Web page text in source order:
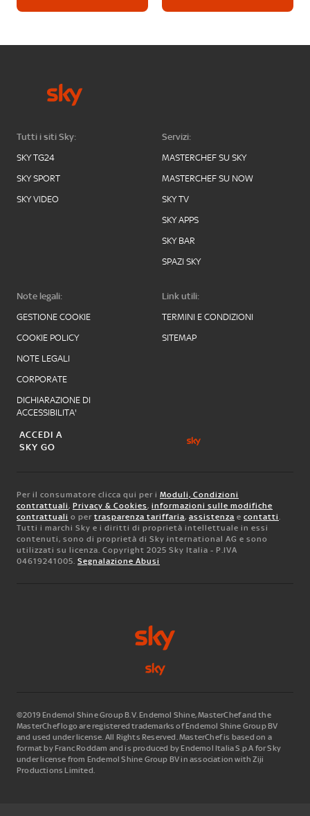
Tutti i siti Sky:
SKY TG24
SKY SPORT
SKY VIDEO
Servizi:
MASTERCHEF SU SKY
MASTERCHEF SU NOW
SKY TV
SKY APPS
SKY BAR
SPAZI SKY
Note legali:
GESTIONE COOKIE
COOKIE POLICY
NOTE LEGALI
CORPORATE
DICHIARAZIONE DI
ACCESSIBILITA'
Link utili:
TERMINI E CONDIZIONI
SITEMAP
ACCEDI A
SKY GO
Per il consumatore clicca qui per i Moduli, Condizioni
contrattuali , Privacy & Cookies, informazioni sulle modifiche
contrattuali o per trasparenza tariffaria, assistenza e contatti
Tutti i marchi Sky e i diritti di proprietà intellettuale in essi
contenuti, sono di proprietà di Sky international AG e sono
utilizzati su licenza. Copyright 2025 Sky Italia - P.IVA
04619241005. Segnalazione Abusi
©2019 Endemol Shine Group B.V. Endemol Shine, MasterChef and the
MasterChef logo are registered trademarks of Endemol Shine Group BV
and used under license. All Rights Reserved. MasterChef is based on a
format by Franc Roddam and is produced by Endemol Italia S.p.A for Sky
under license from Endemol Shine Group BV in association with Ziji
Productions Limited.